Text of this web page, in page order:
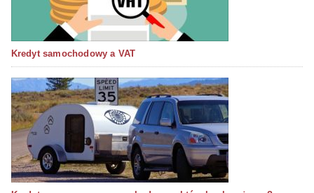
Kredyt samochodowy a VAT